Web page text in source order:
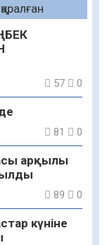
57 0
81 0
арқылы
89 0
күніне